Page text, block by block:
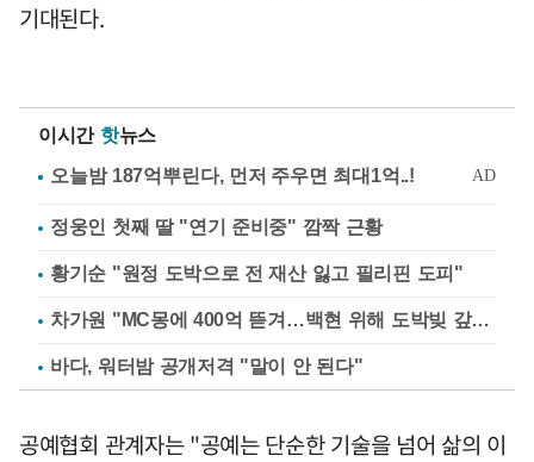
기대된다.
이시간 핫뉴스
정웅인 첫째 딸 "연기 준비중" 깜짝 근황
황기순 "원정 도박으로 전 재산 잃고 필리핀 도피"
차가원 "MC몽에 400억 뜯겨…백현 위해 도박빚 갚아줘"
바다, 워터밤 공개저격 "말이 안 된다"
공예협회 관계자는 "공예는 단순한 기술을 넘어 삶의 이